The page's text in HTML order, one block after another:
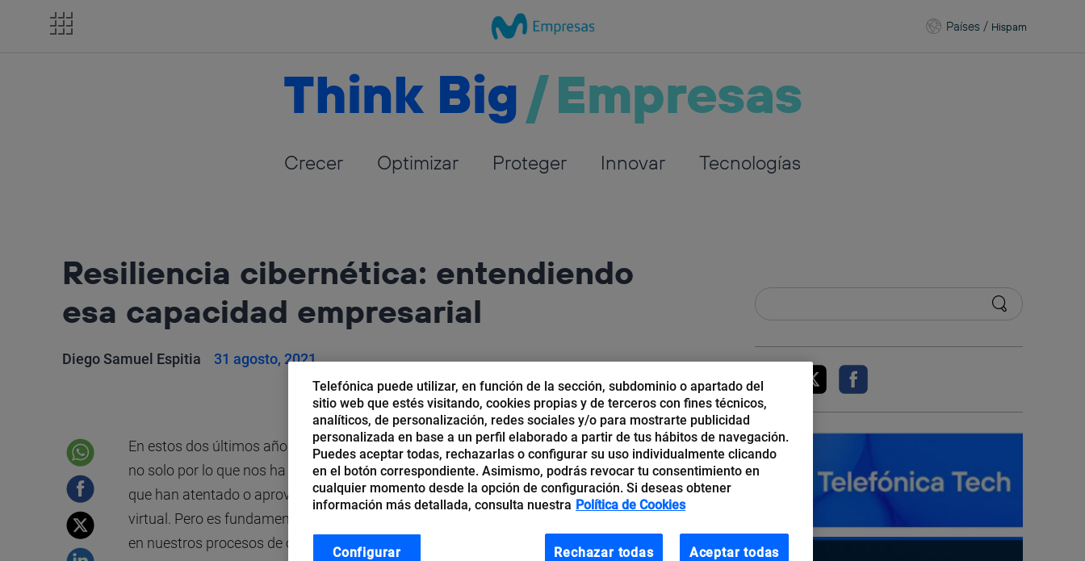
Países / Hispam
Think Big/Empresas
Crecer Optimizar Proteger Innovar Tecnologías
Resiliencia cibernética: entendiendo
esa capacidad empresarial
Diego Samuel Espitia 31 agosto, 2021
En estos dos últimos años la palabra resiliencia está en boca de toda la humanidad,
no solo por lo que nos ha generado la pandemia, sino por las acciones cibernéticas
que han atentado o aprovechado la migración del mundo al teletrabajo y a la vida
virtual. Pero es fundamental entender el concepto y cómo es que lo podemos aplicar
en nuestros procesos de ciberseguridad o de seguridad de la información.
Telefónica puede utilizar, en función de la sección, subdominio o apartado del
sitio web que estés visitando, cookies propias y de terceros con fines técnicos,
analíticos, de personalización, redes sociales y/o para mostrarte publicidad
personalizada en base a un perfil elaborado a partir de tus hábitos de navegación.
Puedes aceptar todas, rechazarlas o configurar su uso individualmente clicando
en el botón correspondiente. Asimismo, podrás revocar tu consentimiento en
cualquier momento desde la opción de configuración. Si deseas obtener
información más detallada, consulta nuestra Política de Cookies
Rechazar todas Aceptar todas
Configurar